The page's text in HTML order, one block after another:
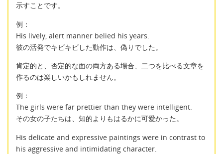
示すことです。
例：
His lively, alert manner belied his years.
彼の活発でキビキビした動作は、偽りでした。
肯定的と、否定的な面の両方ある場合、二つを比べる文章を
作るのは楽しいかもしれません。
例：
The girls were far prettier than they were intelligent.
その女の子たちは、知的よりもはるかに可愛かった。
His delicate and expressive paintings were in contrast to
his aggressive and intimidating character.